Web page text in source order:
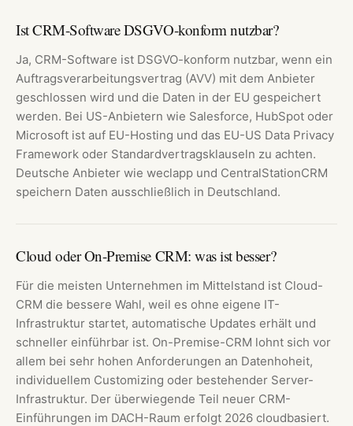
Ist CRM-Software DSGVO-konform nutzbar?
Ja, CRM-Software ist DSGVO-konform nutzbar, wenn ein
Auftragsverarbeitungsvertrag (AVV) mit dem Anbieter
geschlossen wird und die Daten in der EU gespeichert
werden. Bei US-Anbietern wie Salesforce, HubSpot oder
Microsoft ist auf EU-Hosting und das EU-US Data Privacy
Framework oder Standardvertragsklauseln zu achten.
Deutsche Anbieter wie weclapp und CentralStationCRM
speichern Daten ausschließlich in Deutschland.
Cloud oder On-Premise CRM: was ist besser?
Für die meisten Unternehmen im Mittelstand ist Cloud-
CRM die bessere Wahl, weil es ohne eigene IT-
Infrastruktur startet, automatische Updates erhält und
schneller einführbar ist. On-Premise-CRM lohnt sich vor
allem bei sehr hohen Anforderungen an Datenhoheit,
individuellem Customizing oder bestehender Server-
Infrastruktur. Der überwiegende Teil neuer CRM-
Einführungen im DACH-Raum erfolgt 2026 cloudbasiert.